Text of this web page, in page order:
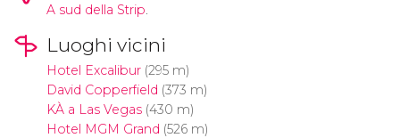
A sud della Strip.
Luoghi vicini
Hotel Excalibur(295 m)
David Copperfield (373 m)
KÀ a Las Vegas(430 m)
Hotel MGM Grand (526 m)